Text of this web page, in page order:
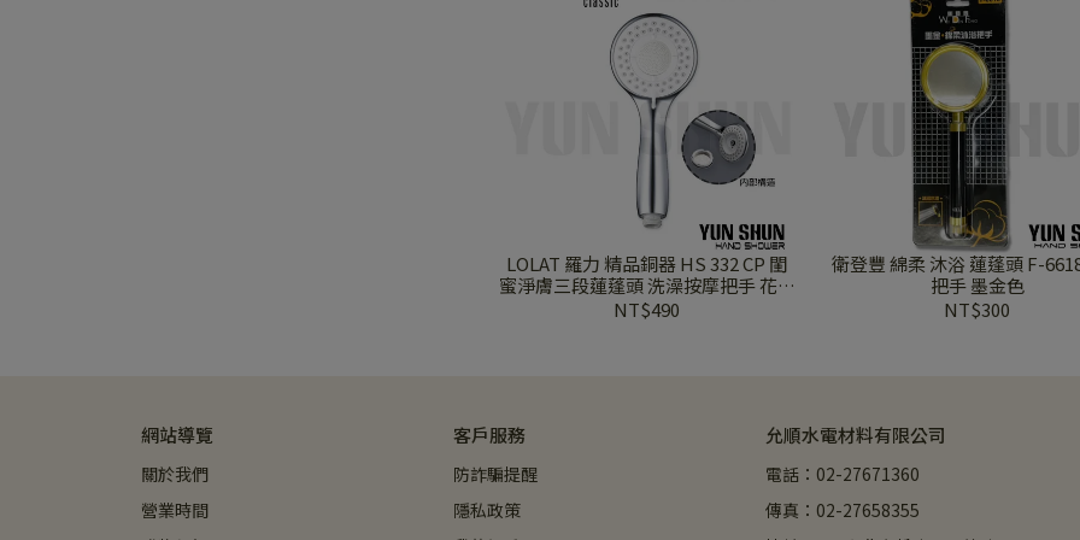
LOLAT 羅力 精品銅器 HS 332 CP 閨
蜜淨膚三段蓮蓬頭 洗澡按摩把手 花灑
淋浴 節水 省水 浴室用品
NT$490
衛登豐 綿柔 沐浴 蓮蓬頭 F-
把手 墨金色
NT$300
網站導覽
關於我們
營業時間
客戶服務
防詐騙提醒
隱私政策
允順水電材料有限公司
電話：02-27671360
傳真：02-27658355